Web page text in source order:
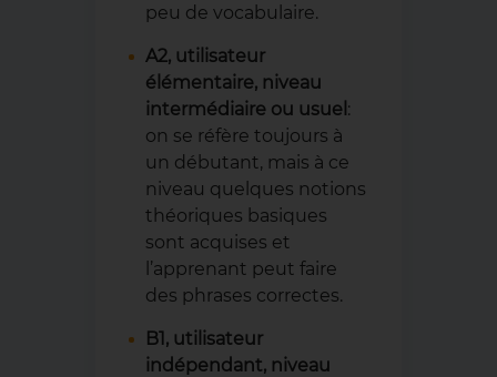
peu de vocabulaire.
A2, utilisateur
élémentaire, niveau
intermédiaire ou usuel :
on se réfère toujours à
un débutant, mais à ce
niveau quelques notions
théoriques basiques
sont acquises et
l’apprenant peut faire
des phrases correctes.
B1, utilisateur
indépendant, niveau